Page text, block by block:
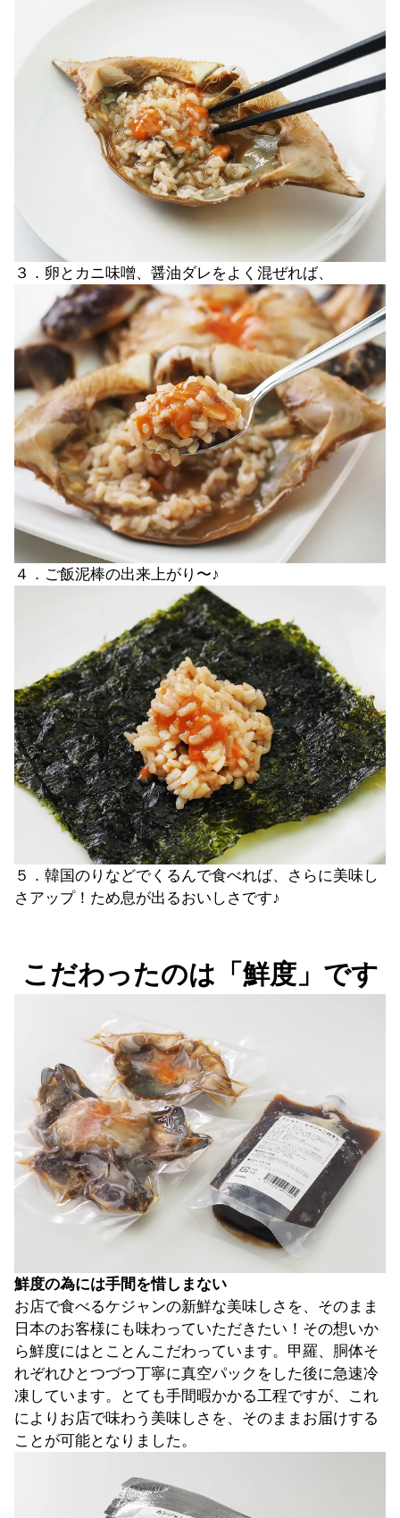
３．卵とカニ味噌、醤油ダレをよく混ぜれば、
４．ご飯泥棒の出来上がり〜♪
５．韓国のりなどでくるんで食べれば、さらに美味し
さアップ！ため息が出るおいしさです♪
こだわったのは「鮮度」です
鮮度の為には手間を惜しまない
お店で食べるケジャンの新鮮な美味しさを、そのまま
日本のお客様にも味わっていただきたい！その想いか
ら鮮度にはとことんこだわっています。甲羅、胴体そ
れぞれひとつづつ丁寧に真空パックをした後に急速冷
凍しています。とても手間暇かかる工程ですが、これ
によりお店で味わう美味しさを、そのままお届けする
ことが可能となりました。